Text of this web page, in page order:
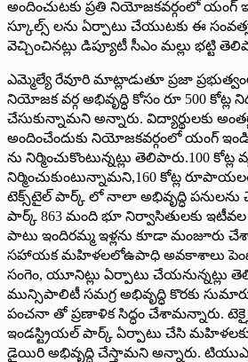
అందించుటకు ప్రతి నియోజకవర్గంలో
స్కూల్స్ లను ఏర్పాటు చేయుటకు ఈ
వెచ్చించినట్లు డిప్యూటీ సీఎం మల్లు భట్టి
ఎమ్మెల్యే రేవూరి మాట్లాడుతూ ప్రజా
నియోజక వర్గ అభివృద్ధి కోసం రూ 500 కోట్ల
చేసుకున్నామని అన్నారు. విద్యార్థులకు
అందించేందుకు నియోజకవర్గంలో యంగ్
ను నిర్మించుకొంటున్నట్లు తెలిపారు.100
నిర్మించుకుంటున్నామని,160 కోట్ల
టెక్స్‌టైల్ పార్క్ లో నాలా అభివృద్ధి పనులను
పార్క్ 863 మంది భూ నిర్వాసితులకు ఇటీవల
పాటు ఇందిరమ్మ ఇళ్లను కూడా మంజూరు
సహాయక మహిళలలోఉపాధి అవకాశాలు
సంగెం, యూనిట్లు ఏర్పాటు చేయనున్నట్లు
మున్సిపాలిటీ సమగ్ర అభివృద్ధి కొరకు
పంచనా తో ప్రణాళిక సిద్ధం చేశామన్నారు.
ఇండస్ట్రియల్ పార్క్ ఏర్పాటు చేసి
డైయిరి అభివృద్ధి చేస్తామని అన్నారు.